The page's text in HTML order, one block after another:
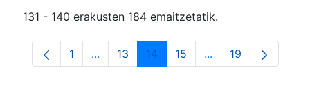
131 - 140 erakusten 184 emaitzetatik.
Orrialdea
1 ...Intermediate Pages Use TAB to navigate.
Orrialdea
13 Orrialdea
14 Orrialdea
15 ...Intermediate
Orrialdea
19